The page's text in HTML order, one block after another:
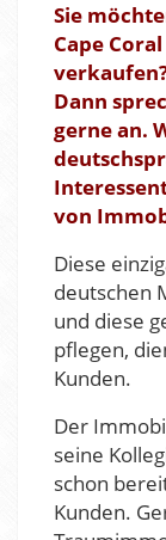
Sie
Cape
Dann
gerne an.
von
Diese
deutschen
und diese
pflegen,
Kunden.
Der
seine
schon
Kunden.